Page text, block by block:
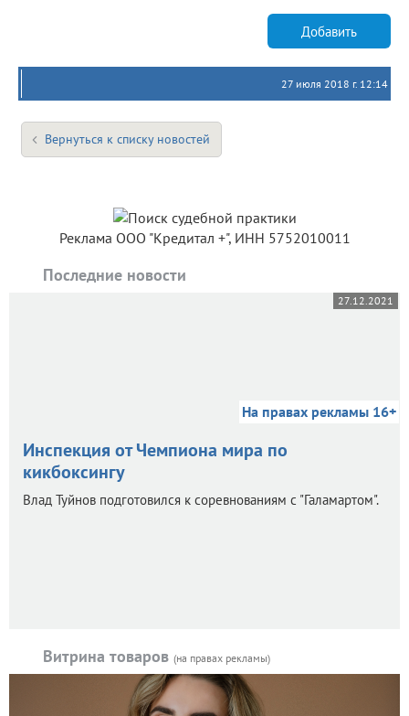
Добавить
27 июля 2018 г. 12:14
Вернуться к списку новостей
Реклама ООО "Кредитал +", ИНН 5752010011
Последние новости
27.12.2021
На правах рекламы 16+
Инспекция от Чемпиона мира по
кикбоксингу
Влад Туйнов подготовился к соревнованиям с "Галамартом".
Витрина товаров (на правах рекламы)